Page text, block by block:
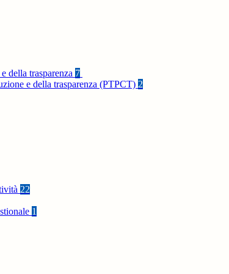
della trasparenza 7
e della trasparenza (PTPCT) 2
22
1